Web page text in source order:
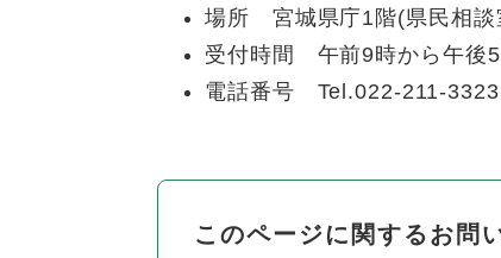
場所 宮城県庁1階(県民相談
受付時間 午前9時から午
電話番号 Tel.022-211-3323
このページに関するお問